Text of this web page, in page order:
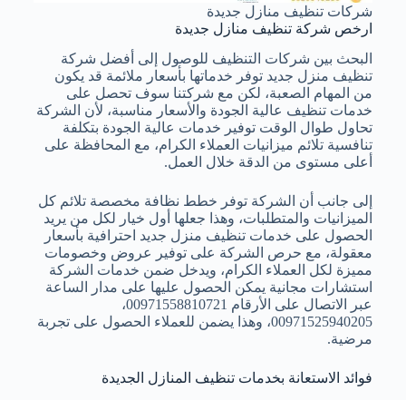
شركات تنظيف منازل جديدة
ارخص شركة تنظيف منازل جديدة
البحث بين شركات التنظيف للوصول إلى أفضل شركة
تنظيف منزل جديد توفر خدماتها بأسعار ملائمة قد يكون
من المهام الصعبة، لكن مع شركتنا سوف تحصل على
خدمات تنظيف عالية الجودة والأسعار مناسبة، لأن الشركة
تحاول طوال الوقت توفير خدمات عالية الجودة بتكلفة
تنافسية تلائم ميزانيات العملاء الكرام، مع المحافظة على
أعلى مستوى من الدقة خلال العمل.
إلى جانب أن الشركة توفر خطط نظافة مخصصة تلائم كل
الميزانيات والمتطلبات، وهذا جعلها أول خيار لكل من يريد
الحصول على خدمات تنظيف منزل جديد احترافية بأسعار
معقولة، مع حرص الشركة على توفير عروض وخصومات
مميزة لكل العملاء الكرام، ويدخل ضمن خدمات الشركة
استشارات مجانية يمكن الحصول عليها على مدار الساعة
عبر الاتصال على الأرقام 00971558810721،
00971525940205، وهذا يضمن للعملاء الحصول على تجربة
مرضية.
فوائد الاستعانة بخدمات تنظيف المنازل الجديدة